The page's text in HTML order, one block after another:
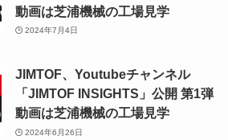
動画は芝浦機械の工場見学
2024年7月4日
JIMTOF、Youtubeチャンネル
「JIMTOF INSIGHTS」公開 第1弾
動画は芝浦機械の工場見学
2024年6月26日